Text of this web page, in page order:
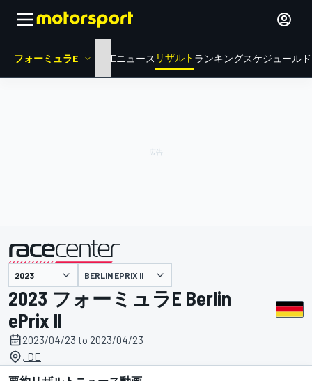
フォーミュラE HOMEニュース リザルト ランキングスケジュール
主催 BERLIN EPRIX II
2023 フォーミュラE Berlin
ePrix II
2023/04/23 to 2023/04/23
, DE